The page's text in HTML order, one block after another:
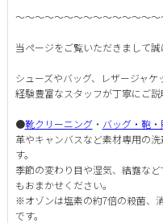
～～～～～～～～～～～～～～
当ページをご覧いただきまして誠
シューズやバッグ、レザージャケ
経験豊富なスタッフが丁寧にご説
●靴クリーニング・ バッグ・鞄
革やキャンバスなど素材専用の
す。
季節の変わり目や湿気、結露な
もおまかせください。
※オゾンは塩素の約7倍の殺菌、
です。